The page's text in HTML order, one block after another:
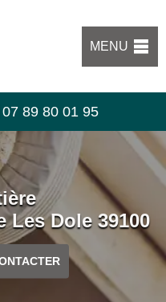
MENU
07 89 80 01 95
Dole 39100